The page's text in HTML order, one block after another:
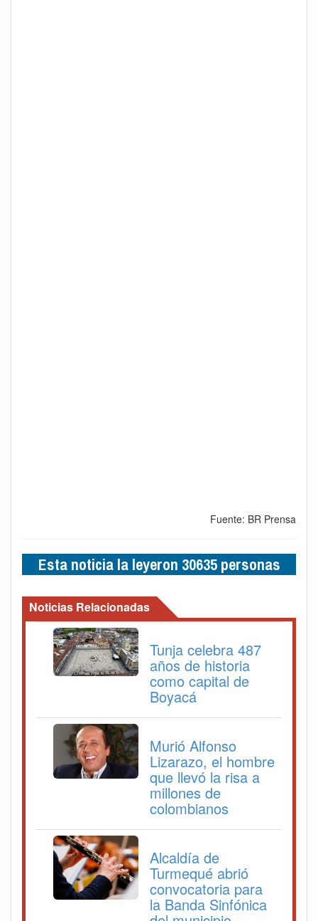
Fuente: BR Prensa
Esta noticia la leyeron 30635 personas
Noticias Relacionadas
Tunja celebra 487
años de historia
como capital de
Boyacá
Murió Alfonso
Lizarazo, el hombre
que llevó la risa a
millones de
colombianos
Alcaldía de
Turmequé abrió
convocatoria para
la Banda Sinfónica